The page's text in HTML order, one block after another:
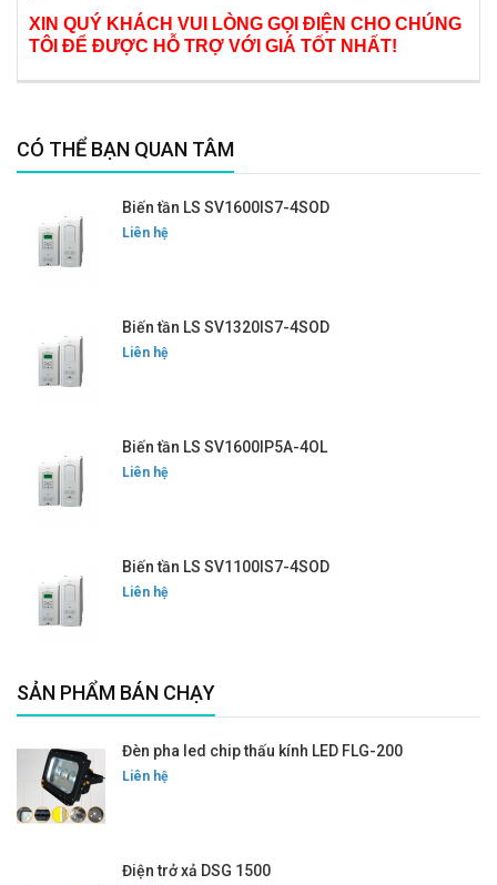
XIN QUÝ KHÁCH VUI LÒNG GỌI ĐIỆN CHO CHÚNG
TÔI ĐỂ ĐƯỢC HỖ TRỢ VỚI GIÁ TỐT NHẤT!
CÓ THỂ BẠN QUAN TÂM
Biến tần LS SV1600IS7-4SOD
Liên hệ
Biến tần LS SV1320IS7-4SOD
Liên hệ
Biến tần LS SV1600IP5A-4OL
Liên hệ
Biến tần LS SV1100IS7-4SOD
Liên hệ
SẢN PHẨM BÁN CHẠY
Đèn pha led chip thấu kính LED FLG-200
Liên hệ
Điện trở xả DSG 1500